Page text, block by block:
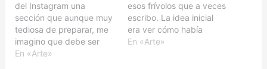
del Instagram una
sección que aunque muy
tediosa de preparar, me
imagino que debe ser
muy agradable de leer.
En «Arte»
esos frívolos que a veces
escribo. La idea inicial
era ver cómo había
cambiado la calidad de
En «Arte»